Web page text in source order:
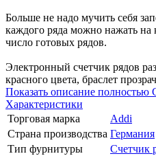
Больше не надо мучить себя
каждого ряда можно нажать
число готовых рядов.
Электронный счетчик рядов
красного цвета, браслет
Показать описание полностью
Характеристики
Торговая марка
Addi
Страна производства Германия
Тип фурнитуры
Счетчик